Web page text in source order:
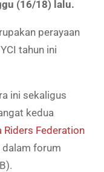
(16/18) lalu.
perayaan
tahun ini
ini sekaligus
kedua
Riders Federation
dalam forum